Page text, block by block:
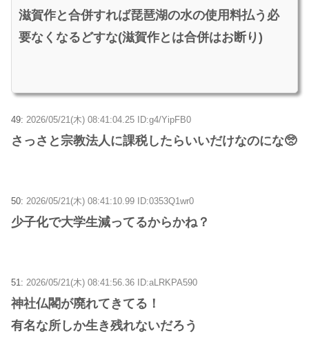
滋賀作と合併すれば琵琶湖の水の使用料払う必
要なくなるどすな(滋賀作とは合併はお断り)
49: 2026/05/21(木) 08:41:04.25 ID:g4/YipFB0
さっさと宗教法人に課税したらいいだけなのにな🥺
50: 2026/05/21(木) 08:41:10.99 ID:0353Q1wr0
少子化で大学生減ってるからかね？
51: 2026/05/21(木) 08:41:56.36 ID:aLRKPA590
神社仏閣が廃れてきてる！
有名な所しか生き残れないだろう